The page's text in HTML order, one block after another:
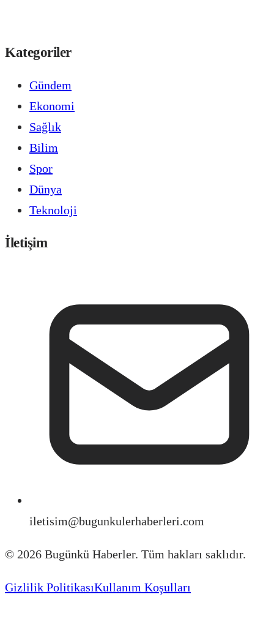
Kategoriler
Gündem
Ekonomi
Sağlık
Bilim
Spor
Dünya
Teknoloji
İletişim
iletisim@bugunkulerhaberleri.com
© 2026 Bugünkü Haberler. Tüm hakları saklıdır.
Gizlilik PolitikasıKullanım Koşulları